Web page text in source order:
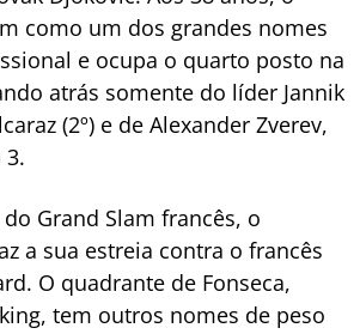
como um dos grandes nomes
e ocupa o quarto posto na
atrás somente do líder Jannik
(2º) e de Alexander Zverev,
3.
Grand Slam francês, o
a sua estreia contra o francês
O quadrante de Fonseca,
tem outros nomes de peso